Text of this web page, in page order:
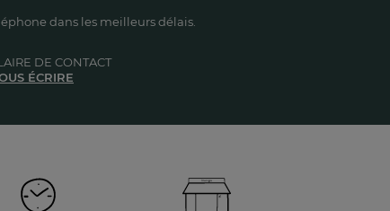
dans les meilleurs délais.
DE CONTACT
ÉCRIRE